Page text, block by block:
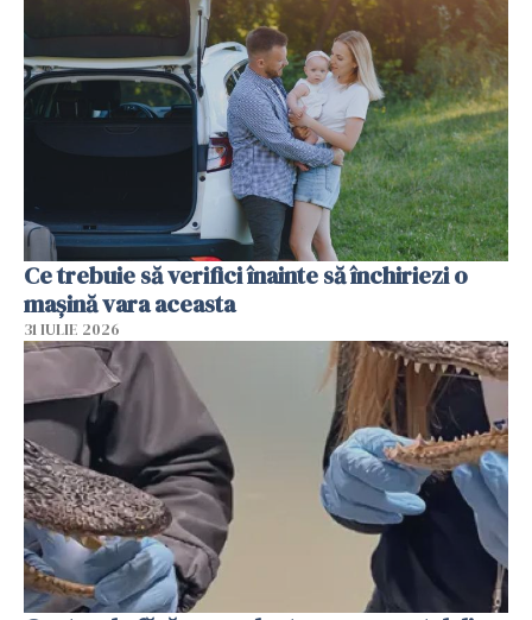
Ce trebuie să verifici înainte să închiriezi o
mașină vara aceasta
31 IULIE 2026